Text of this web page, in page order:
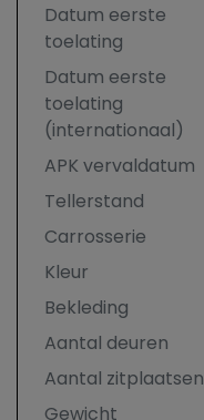
Datum eerste
toelating
Datum eerste
toelating
(internationaal)
APK vervaldatum
Tellerstand
Carrosserie
Kleur
Bekleding
Aantal deuren
Aantal zitplaatsen
Gewicht